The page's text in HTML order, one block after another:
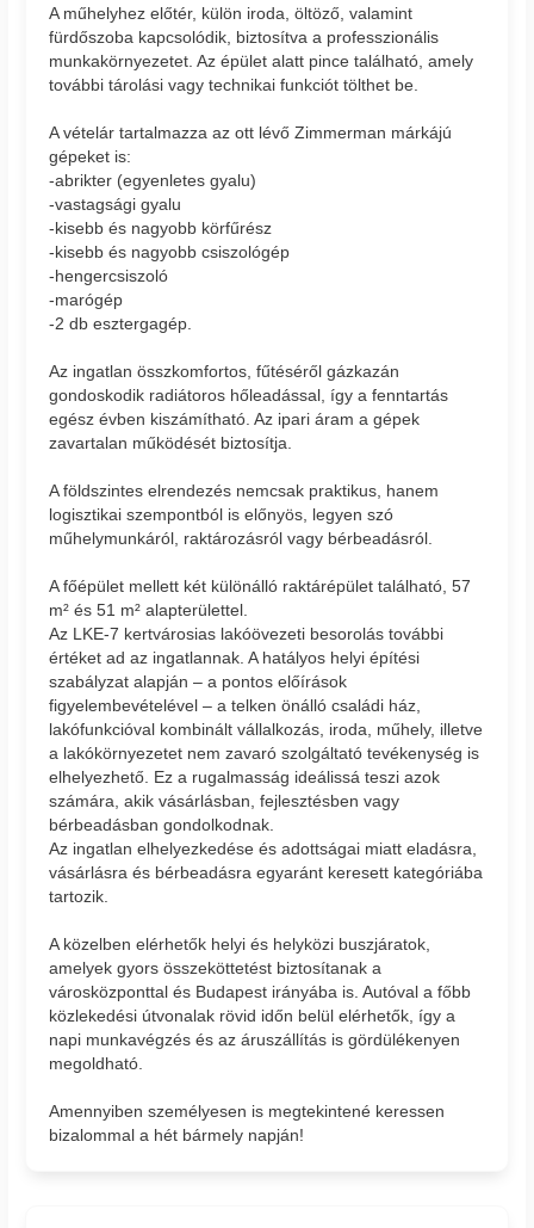
A műhelyhez előtér, külön iroda, öltöző, valamint
fürdőszoba kapcsolódik, biztosítva a professzionális
munkakörnyezetet. Az épület alatt pince található, amely
további tárolási vagy technikai funkciót tölthet be.
A vételár tartalmazza az ott lévő Zimmerman márkájú
gépeket is:
-abrikter (egyenletes gyalu)
-vastagsági gyalu
-kisebb és nagyobb körfűrész
-kisebb és nagyobb csiszológép
-hengercsiszoló
-marógép
-2 db esztergagép.
Az ingatlan összkomfortos, fűtéséről gázkazán
gondoskodik radiátoros hőleadással, így a fenntartás
egész évben kiszámítható. Az ipari áram a gépek
zavartalan működését biztosítja.
A földszintes elrendezés nemcsak praktikus, hanem
logisztikai szempontból is előnyös, legyen szó
műhelymunkáról, raktározásról vagy bérbeadásról.
A főépület mellett két különálló raktárépület található, 57
m² és 51 m² alapterülettel.
Az LKE-7 kertvárosias lakóövezeti besorolás további
értéket ad az ingatlannak. A hatályos helyi építési
szabályzat alapján – a pontos előírások
figyelembevételével – a telken önálló családi ház,
lakófunkcióval kombinált vállalkozás, iroda, műhely, illetve
a lakókörnyezetet nem zavaró szolgáltató tevékenység is
elhelyezhető. Ez a rugalmasság ideálissá teszi azok
számára, akik vásárlásban, fejlesztésben vagy
bérbeadásban gondolkodnak.
Az ingatlan elhelyezkedése és adottságai miatt eladásra,
vásárlásra és bérbeadásra egyaránt keresett kategóriába
tartozik.
A közelben elérhetők helyi és helyközi buszjáratok,
amelyek gyors összeköttetést biztosítanak a
városközponttal és Budapest irányába is. Autóval a főbb
közlekedési útvonalak rövid időn belül elérhetők, így a
napi munkavégzés és az áruszállítás is gördülékenyen
megoldható.
Amennyiben személyesen is megtekintené keressen
bizalommal a hét bármely napján!